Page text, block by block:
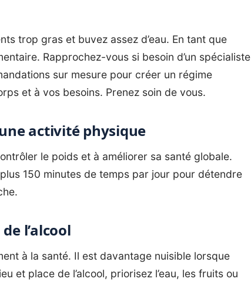
trop gras et buvez assez d’eau. En tant que
Rapprochez-vous si besoin d’un spécialiste
sur mesure pour créer un régime
et à vos besoins. Prenez soin de vous.
activité physique
le poids et à améliorer sa santé globale.
150 minutes de temps par jour pour détendre
l’alcool
à la santé. Il est davantage nuisible lorsque
et place de l’alcool, priorisez l’eau, les fruits ou